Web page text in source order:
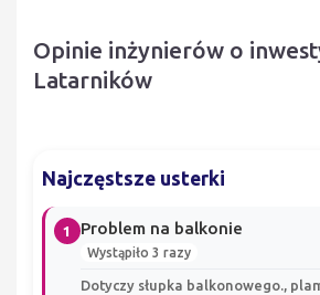
Opinie inżynierów o
Latarników
Najczęstsze usterki
1 Problem na balkonie
Wystąpiło 3 razy
Dotyczy słupka balkonowego.,